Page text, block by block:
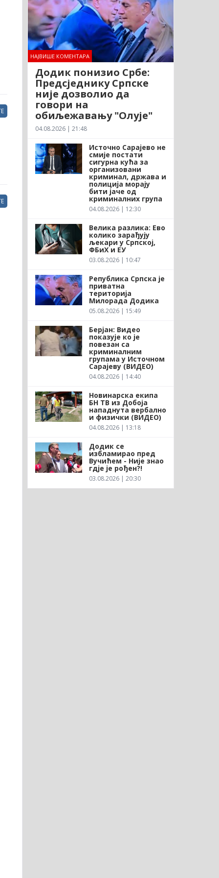
НАЈВИШЕ КОМЕНТАРА
Додик понизио Србе:
Предсједнику Српске
није дозволио да
говори на
обиљежавању "Олује"
04.08.2026 | 21:48
Источно Сарајево не
смије постати
сигурна кућа за
организовани
криминал, држава и
полиција морају
бити јаче од
криминалних група
04.08.2026 | 12:30
Велика разлика: Ево
колико зарађују
љекари у Српској,
ФБиХ и ЕУ
03.08.2026 | 10:47
Република Српска је
приватна
територија
Милорада Додика
05.08.2026 | 15:49
Берјан: Видео
показује ко је
повезан са
криминалним
групама у Источном
Сарајеву (ВИДЕО)
04.08.2026 | 14:40
Новинарска екипа
БН ТВ из Добоја
нападнута вербално
и физички (ВИДЕО)
04.08.2026 | 13:18
Додик се
избламирао пред
Вучићем - Није знао
гдје је рођен?!
03.08.2026 | 20:30